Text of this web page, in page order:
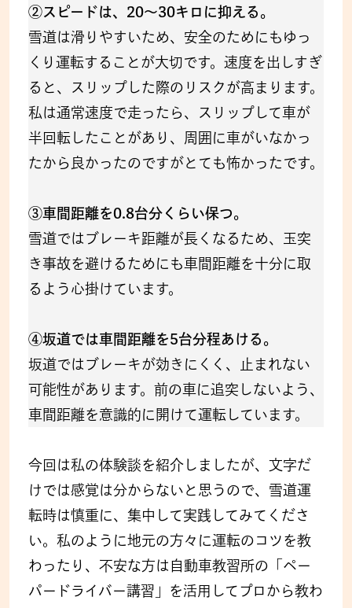
②スピードは、20～30キロに抑える。
雪道は滑りやすいため、安全のためにもゆっ
くり運転することが大切です。速度を出しすぎ
ると、スリップした際のリスクが高まります。
私は通常速度で走ったら、スリップして車が
半回転したことがあり、周囲に車がいなかっ
たから良かったのですがとても怖かったです。
③車間距離を0.8台分くらい保つ。
雪道ではブレーキ距離が長くなるため、玉突
き事故を避けるためにも車間距離を十分に取
るよう心掛けています。
④坂道では車間距離を5台分程あける。
坂道ではブレーキが効きにくく、止まれない
可能性があります。前の車に追突しないよう、
車間距離を意識的に開けて運転しています。
今回は私の体験談を紹介しましたが、文字だ
けでは感覚は分からないと思うので、雪道運
転時は慎重に、集中して実践してみてくださ
い。私のように地元の方々に運転のコツを教
わったり、不安な方は自動車教習所の「ペー
パードライバー講習」を活用してプロから教わ